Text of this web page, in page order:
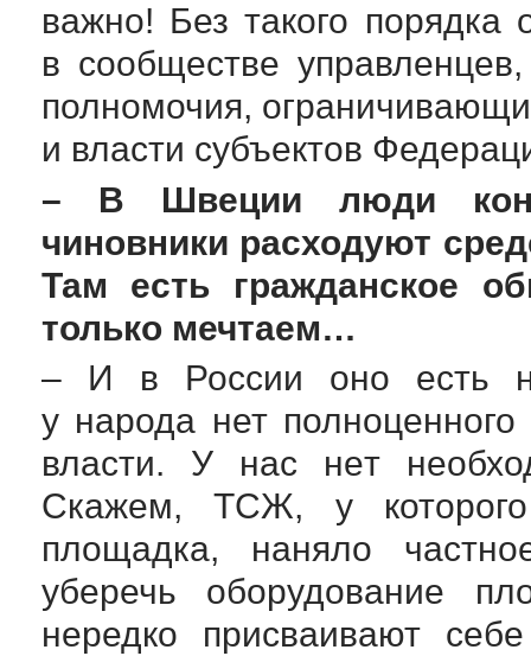
важно! Без такого порядка
в сообществе
полномочия,
и власти субъектов
– В Швеции люди
чиновники расходуют
Там есть гражданское
только мечтаем…
– И в России оно есть
у народа нет
власти. У нас нет
Скажем, ТСЖ, у которого
площадка, наняло
уберечь оборудование
нередко присваивают